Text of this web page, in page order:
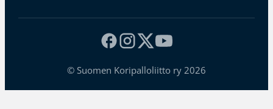
© Suomen Koripalloliitto ry 2026